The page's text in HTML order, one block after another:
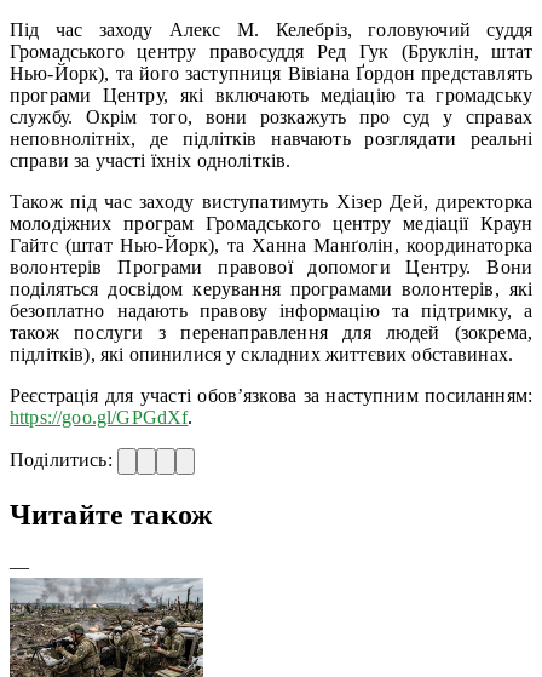
Під час заходу Алекс М. Келебріз, головуючий суддя
Громадського центру правосуддя Ред Гук (Бруклін, штат
Нью-Йорк), та його заступниця Вівіана Ґордон представлять
програми Центру, які включають медіацію та громадську
службу. Окрім того, вони розкажуть про суд у справах
неповнолітніх, де підлітків навчають розглядати реальні
справи за участі їхніх однолітків.
Також під час заходу виступатимуть Хізер Дей, директорка
молодіжних програм Громадського центру медіації Краун
Гайтс (штат Нью-Йорк), та Ханна Манґолін, координаторка
волонтерів Програми правової допомоги Центру. Вони
поділяться досвідом керування програмами волонтерів, які
безоплатно надають правову інформацію та підтримку, а
також послуги з перенаправлення для людей (зокрема,
підлітків), які опинилися у складних життєвих обставинах.
Реєстрація для участі обов’язкова за наступним посиланням:
https://goo.gl/GPGdXf.
Поділитись:
Читайте також
—